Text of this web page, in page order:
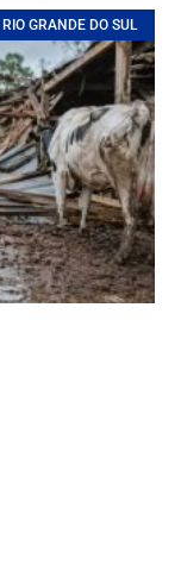
RIO GRANDE DO SUL